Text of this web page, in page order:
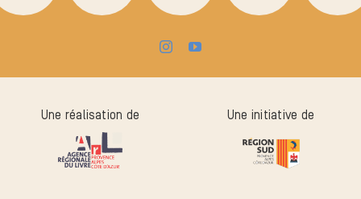
Une réalisation de Une initiative de